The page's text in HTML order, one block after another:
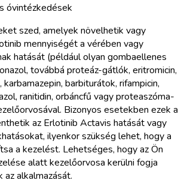
óvintézkedések
szed, amelyek növelhetik vagy
mennyiségét a vérében vagy
hatását (például olyan gombaellenes
továbbá proteáz-gátlók, eritromicin,
barbiturátok, rifampicin,
ranitidin, orbáncfű vagy proteaszóma-
Bizonyos esetekben ezek a
az Erlotinib Actavis hatását vagy
ilyenkor szükség lehet, hogy a
a kezelést. Lehetséges, hogy az Ön
alatt kezelőorvosa kerülni fogja
az alkalmazását.